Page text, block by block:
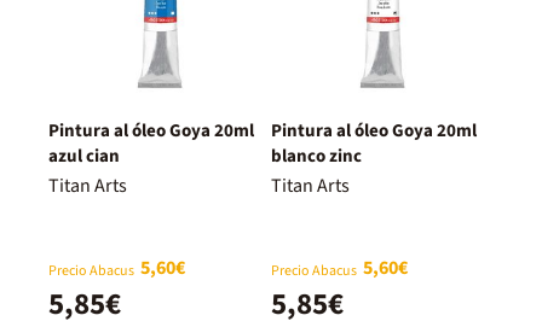
Pintura al óleo Goya 20ml
azul cian
Titan Arts
Precio Abacus 5,60€
5,85€
Pintura al óleo Goya 20ml
blanco zinc
Titan Arts
Precio Abacus 5,60€
5,85€